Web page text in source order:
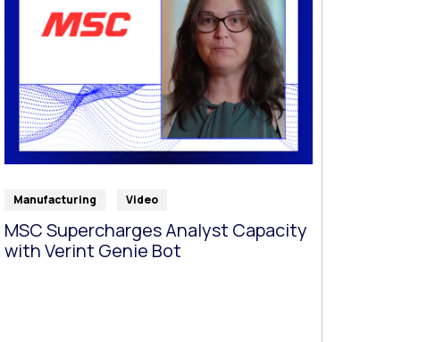
Manufacturing Video
MSC Supercharges Analyst Capacity
with Verint Genie Bot